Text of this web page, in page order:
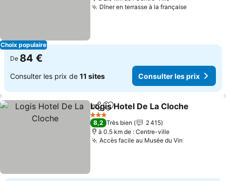
Choix populaire
Dîner en terrasse à la françaiseConsulter
De 84 €
Consulter les prix de 11 sites Consulter les prix
PartagerAjouter à mes favoris
Logis Hotel De La Cloche
3 Étoiles
8,2 Très bien
2 415
à 0.5 km de : Centre-ville
Accès facile au Musée du Vin